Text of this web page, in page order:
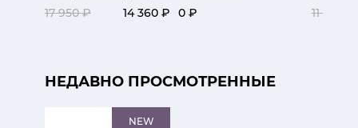
17 950 ₽ 14 360 ₽ 0 ₽ 11 400 ₽
НЕДАВНО ПРОСМОТРЕННЫЕ
NEW